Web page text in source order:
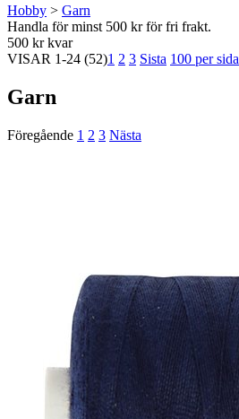
Hobby > Garn
Handla för minst 500 kr för fri frakt.
500 kr kvar
VISAR 1-24 (52)1 2 3 Sista 100 per sida
Garn
Föregående 1 2 3 Nästa